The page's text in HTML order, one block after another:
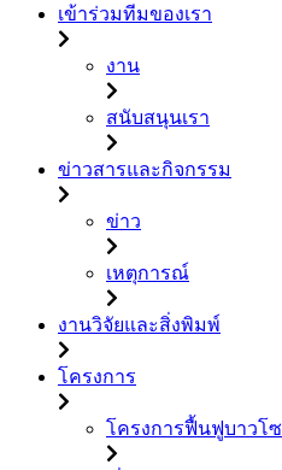
เข้าร่วมทีมของเรา
งาน
สนับสนุนเรา
ข่าวสารและกิจกรรม
ข่าว
เหตุการณ์
งานวิจัยและสิ่งพิมพ์
โครงการ
โครงการฟื้นฟูบาวโซ